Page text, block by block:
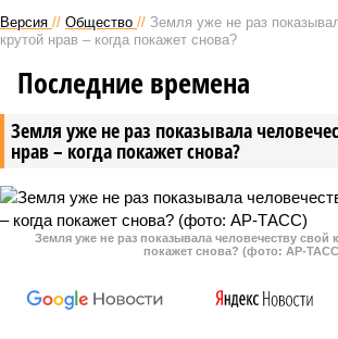
Версия // Общество // Земля уже не раз
крутой нрав – когда покажет снова?
Земля уже не раз показывала
нрав – когда покажет снова?
Последние времена
Земля уже не раз показывала человечеству свой
покажет снова? (фото: АР-